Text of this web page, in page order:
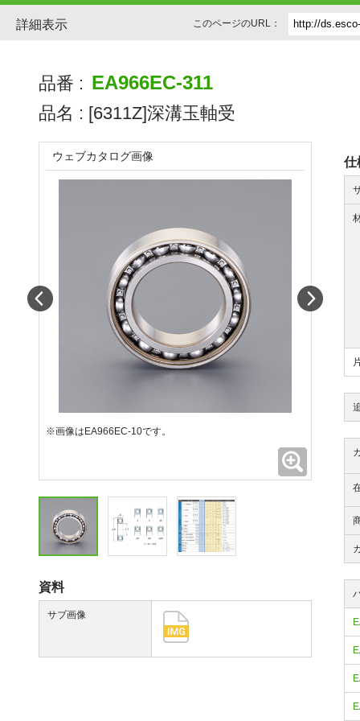
詳細表示 このページのURL：
品番 : EA966EC-311
品名 : [6311Z]深溝玉軸受
仕
ウェブカタログ画像
※画像はEA966EC-10です。
資料
サブ画像